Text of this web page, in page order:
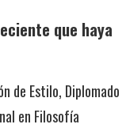
que haya
de Estilo, Diplomado
en Filosofía